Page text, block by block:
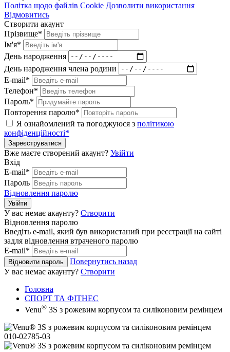
Політка щодо файлів Cookie Дозволити використання
Відмовитись
Створити акаунт
Прізвище*
Ім'я*
День народження
День народження члена родини
E-mail*
Телефон*
Пароль*
Повторення паролю*
Я ознайомлений та погоджуюся з політикою
конфіденційності*
Зареєструватися
Вже маєте створений акаунт? Увійти
Вхід
E-mail*
Пароль
Відновлення паролю
Увійти
У вас немає акаунту? Створити
Відновлення паролю
Введіть e-mail, який був використаний при реєстрації на сайті
задля відновлення втраченого паролю
E-mail*
Відновити пароль
Повернутись назад
У вас немає акаунту? Створити
Головна
СПОРТ ТА ФІТНЕС
Venu® 3S з рожевим корпусом та силіконовим ремінцем